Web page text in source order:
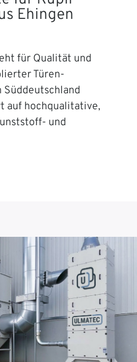
Ehingen
für Qualität und
Türen-
Süddeutschland
auf hochqualitative,
und